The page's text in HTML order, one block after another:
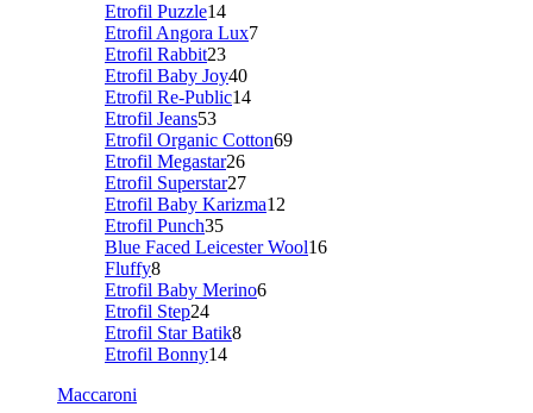
Etrofil Puzzle14
Etrofil Angora Lux7
Etrofil Rabbit23
Etrofil Baby Joy40
Etrofil Re-Public14
Etrofil Jeans53
Etrofil Organic Cotton69
Etrofil Megastar26
Etrofil Superstar27
Etrofil Baby Karizma12
Etrofil Punch35
Blue Faced Leicester Wool16
Fluffy8
Etrofil Baby Merino6
Etrofil Step24
Etrofil Star Batik8
Etrofil Bonny14
Maccaroni